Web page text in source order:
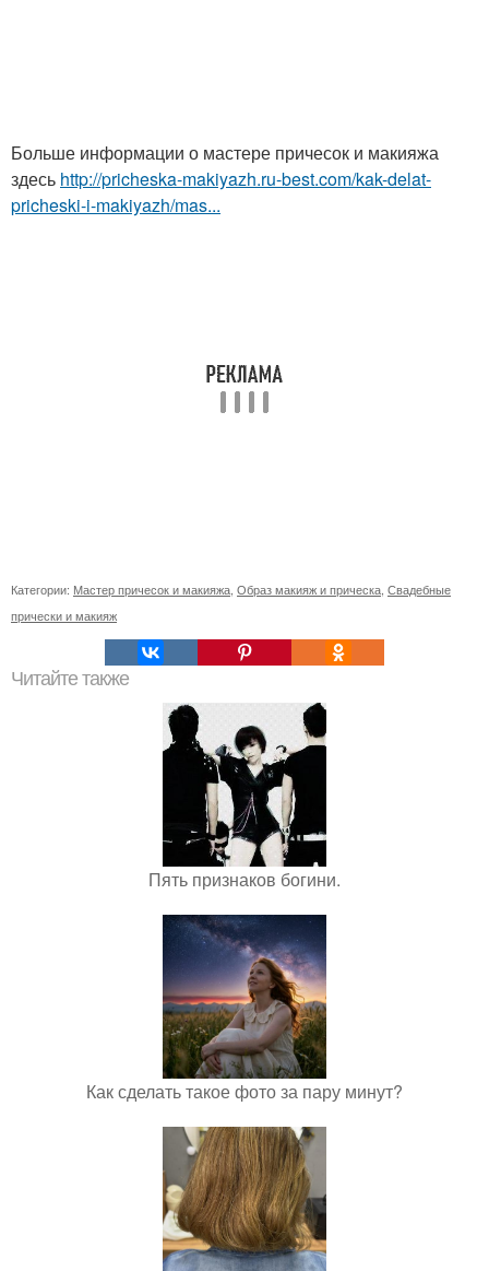
Больше информации о мастере причесок и макияжа
здесь http://pricheska-makiyazh.ru-best.com/kak-delat-
pricheski-i-makiyazh/mas...
Категории: Мастер причесок и макияжа, Образ макияж и прическа, Свадебные
прически и макияж
Читайте также
Пять признаков богини.
Как сделать такое фото за пару минут?